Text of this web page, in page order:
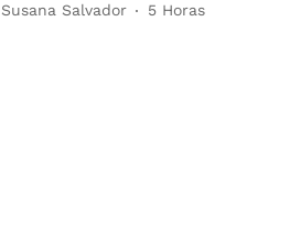
Susana Salvador 5 Horas